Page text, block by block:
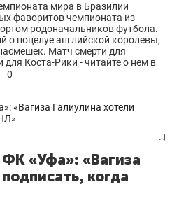
мира в Бразилии
фаворитов чемпионата из
родоначальников футбола.
поцелуе английской королевы,
Матч смерти для
Коста-Рики - читайте о нем в
0
«Уфа»: «Вагиза
когда